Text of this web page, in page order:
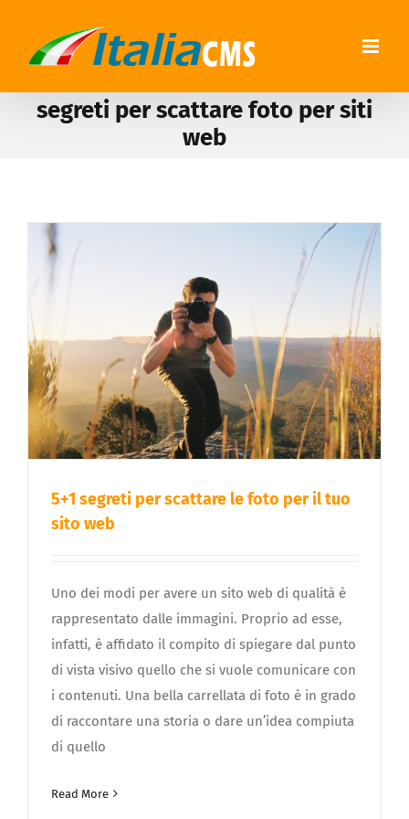
segreti per scattare foto per siti
web
5+1 segreti per scattare le foto per il tuo
sito web
Uno dei modi per avere un sito web di qualità è
rappresentato dalle immagini. Proprio ad esse,
infatti, è affidato il compito di spiegare dal punto
di vista visivo quello che si vuole comunicare con
i contenuti. Una bella carrellata di foto è in grado
di raccontare una storia o dare un’idea compiuta
di quello
Read More